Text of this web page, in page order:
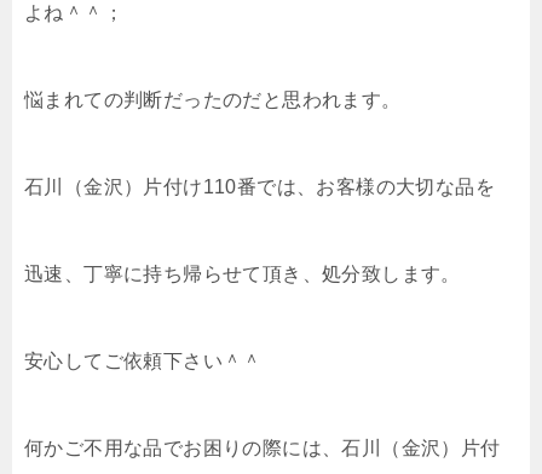
よね＾＾；
悩まれての判断だったのだと思われます。
石川（金沢）片付け110番では、お客様の大切な品を
迅速、丁寧に持ち帰らせて頂き、処分致します。
安心してご依頼下さい＾＾
何かご不用な品でお困りの際には、石川（金沢）片付